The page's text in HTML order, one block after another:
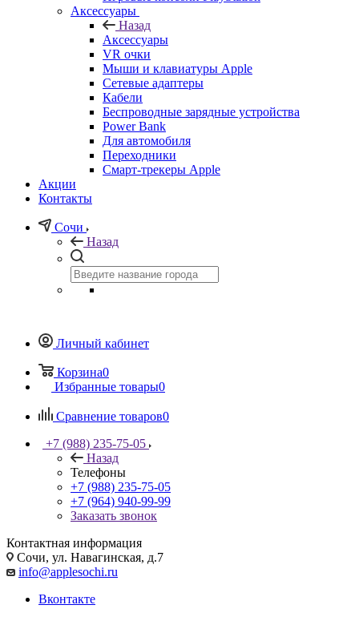
Аксессуары
Назад
Аксессуары
VR очки
Мыши и клавиатуры Apple
Сетевые адаптеры
Кабели
Беспроводные зарядные устройства
Power Bank
Для автомобиля
Переходники
Смарт-трекеры Apple
Акции
Контакты
Сочи
Назад
Личный кабинет
Корзина0
Избранные товары0
Сравнение товаров0
+7 (988) 235-75-05
Назад
Телефоны
+7 (988) 235-75-05
+7 (964) 940-99-99
Заказать звонок
Контактная информация
Сочи, ул. Навагинская, д.7
info@applesochi.ru
Вконтакте